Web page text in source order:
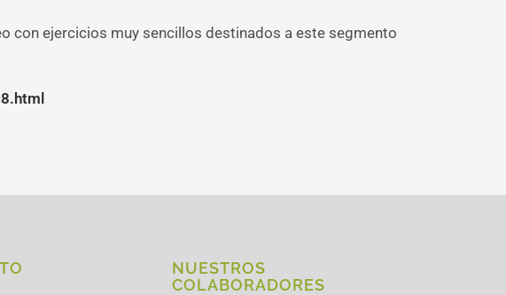
con ejercicios muy sencillos destinados a este segmento
NUESTROS
COLABORADORES